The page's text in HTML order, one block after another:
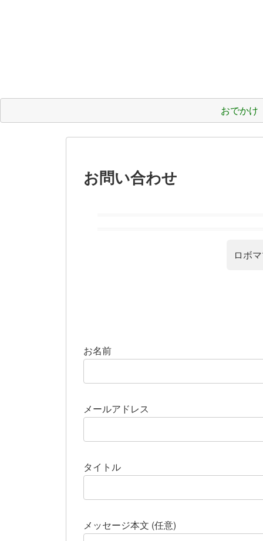
おでかけ
お問い合わせ
ロボ
お名前
メールアドレス
タイトル
メッセージ本文 (任意)